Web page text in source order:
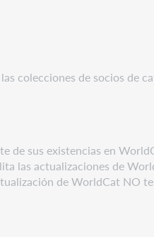
colecciones de socios de
de sus existencias en
las actualizaciones de
de WorldCat